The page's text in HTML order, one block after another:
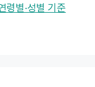
령별·성별 기준